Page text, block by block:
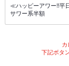
≪ハッピーアワー!!平
サワー系半額
下記ボタ